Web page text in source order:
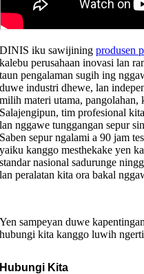
DINIS iku sawijiningprodusen
kalebu perusahaan inovasi lan
taun pengalaman sugih ing
duwe industri dhewe, lan
milih materi utama, pangolahan,
Salajengipun, tim profesional
lan nggawe tunggangan sepur
Saben sepur ngalami a 90 jam
yaiku kanggo mesthekake yen
standar nasional sadurunge
lan peralatan kita ora bakal
Yen sampeyan duwe
hubungi kita kanggo luwih
Hubungi Kita